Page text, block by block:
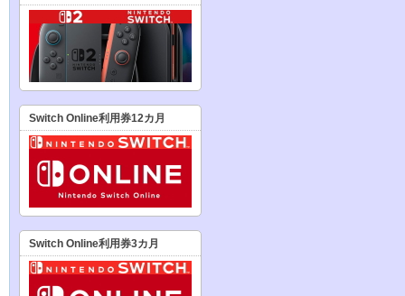
Switch Online利用券12カ月
Switch Online利用券3カ月